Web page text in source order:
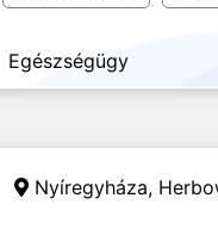
Egészségügy
Nyíregyháza,